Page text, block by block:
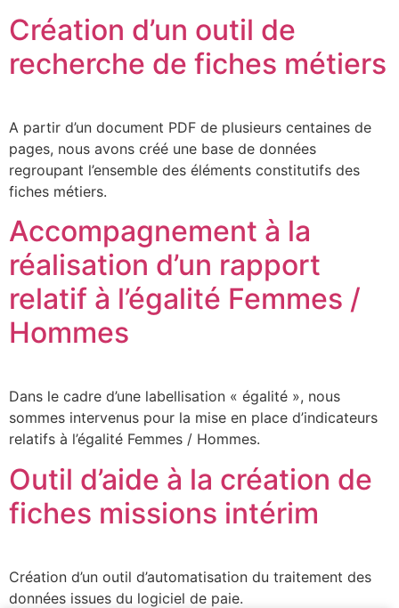
Création d’un outil de
recherche de fiches métiers
A partir d’un document PDF de plusieurs centaines de
pages, nous avons créé une base de données
regroupant l’ensemble des éléments constitutifs des
fiches métiers.
Accompagnement à la
réalisation d’un rapport
relatif à l’égalité Femmes /
Hommes
Dans le cadre d’une labellisation « égalité », nous
sommes intervenus pour la mise en place d’indicateurs
relatifs à l’égalité Femmes / Hommes.
Outil d’aide à la création de
fiches missions intérim
Création d’un outil d’automatisation du traitement des
données issues du logiciel de paie.